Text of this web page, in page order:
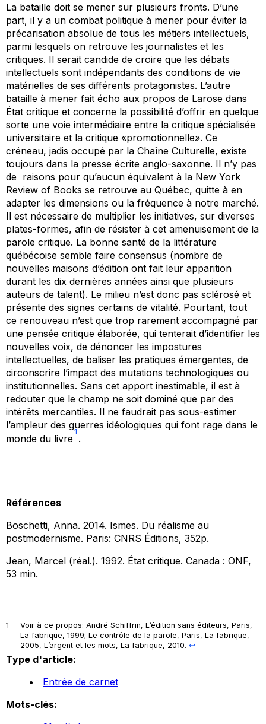
La bataille doit se mener sur plusieurs fronts. D’une
part, il y a un combat politique à mener pour éviter la
précarisation absolue de tous les métiers intellectuels,
parmi lesquels on retrouve les journalistes et les
critiques. Il serait candide de croire que les débats
intellectuels sont indépendants des conditions de vie
matérielles de ses différents protagonistes. L’autre
bataille à mener fait écho aux propos de Larose dans
État critique et concerne la possibilité d’offrir en quelque
sorte une voie intermédiaire entre la critique spécialisée
universitaire et la critique «promotionnelle». Ce
créneau, jadis occupé par la Chaîne Culturelle, existe
toujours dans la presse écrite anglo-saxonne. Il n’y pas
de raisons pour qu’aucun équivalent à la New York
Review of Books se retrouve au Québec, quitte à en
adapter les dimensions ou la fréquence à notre marché.
Il est nécessaire de multiplier les initiatives, sur diverses
plates-formes, afin de résister à cet amenuisement de la
parole critique. La bonne santé de la littérature
québécoise semble faire consensus (nombre de
nouvelles maisons d’édition ont fait leur apparition
durant les dix dernières années ainsi que plusieurs
auteurs de talent). Le milieu n’est donc pas sclérosé et
présente des signes certains de vitalité. Pourtant, tout
ce renouveau n’est que trop rarement accompagné par
une pensée critique élaborée, qui tenterait d’identifier les
nouvelles voix, de dénoncer les impostures
intellectuelles, de baliser les pratiques émergentes, de
circonscrire l’impact des mutations technologiques ou
institutionnelles. Sans cet apport inestimable, il est à
redouter que le champ ne soit dominé que par des
intérêts mercantiles. Il ne faudrait pas sous-estimer
l’ampleur des guerres idéologiques qui font rage dans le
monde du livre
1
.
Références
Boschetti, Anna. 2014. Ismes. Du réalisme au
postmodernisme. Paris: CNRS Éditions, 352p.
Jean, Marcel (réal.). 1992. État critique. Canada : ONF,
53 min.
1 Voir à ce propos: André Schiffrin,L’édition sans éditeurs,Paris,
La fabrique, 1999;Le contrôle de la parole,Paris, La fabrique,
2005,L’argent et les mots, La fabrique, 2010.↩︎
Type d'article:
Entrée de carnet
Mots-clés: